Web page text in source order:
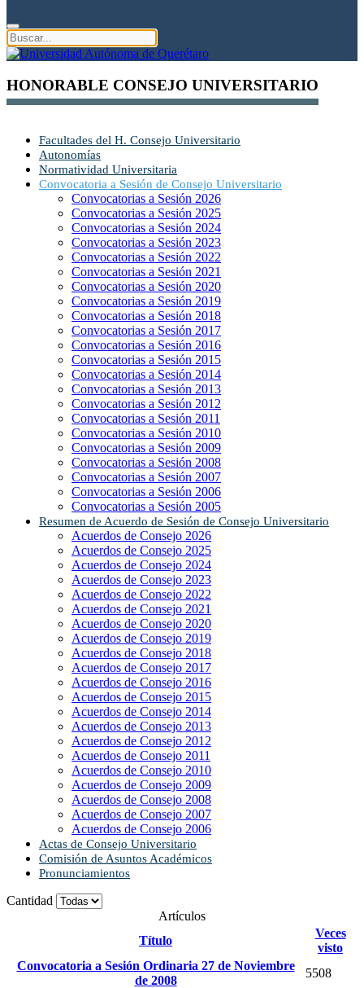
HONORABLE CONSEJO UNIVERSITARIO
Facultades del H. Consejo Universitario
Autonomías
Normatividad Universitaria
Convocatoria a Sesión de Consejo Universitario
Convocatorias a Sesión 2026
Convocatorias a Sesión 2025
Convocatorias a Sesión 2024
Convocatorias a Sesión 2023
Convocatorias a Sesión 2022
Convocatorias a Sesión 2021
Convocatorias a Sesión 2020
Convocatorias a Sesión 2019
Convocatorias a Sesión 2018
Convocatorias a Sesión 2017
Convocatorias a Sesión 2016
Convocatorias a Sesión 2015
Convocatorias a Sesión 2014
Convocatorias a Sesión 2013
Convocatorias a Sesión 2012
Convocatorias a Sesión 2011
Convocatorias a Sesión 2010
Convocatorias a Sesión 2009
Convocatorias a Sesión 2008
Convocatorias a Sesión 2007
Convocatorias a Sesión 2006
Convocatorias a Sesión 2005
Resumen de Acuerdo de Sesión de Consejo Universitario
Acuerdos de Consejo 2026
Acuerdos de Consejo 2025
Acuerdos de Consejo 2024
Acuerdos de Consejo 2023
Acuerdos de Consejo 2022
Acuerdos de Consejo 2021
Acuerdos de Consejo 2020
Acuerdos de Consejo 2019
Acuerdos de Consejo 2018
Acuerdos de Consejo 2017
Acuerdos de Consejo 2016
Acuerdos de Consejo 2015
Acuerdos de Consejo 2014
Acuerdos de Consejo 2013
Acuerdos de Consejo 2012
Acuerdos de Consejo 2011
Acuerdos de Consejo 2010
Acuerdos de Consejo 2009
Acuerdos de Consejo 2008
Acuerdos de Consejo 2007
Acuerdos de Consejo 2006
Actas de Consejo Universitario
Comisión de Asuntos Académicos
Pronunciamientos
Cantidad
Artículos
Título
Veces
visto
Convocatoria a Sesión Ordinaria 27 de Noviembre
de 2008
5508